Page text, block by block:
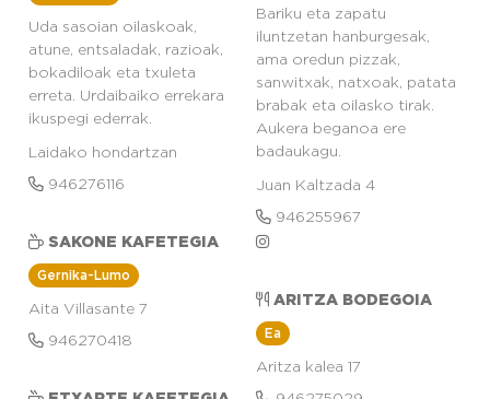
Uda sasoian oilaskoak,
atune, entsaladak, razioak,
bokadiloak eta txuleta
erreta. Urdaibaiko errekara
ikuspegi ederrak.
Laidako hondartzan
946276116
SAKONE KAFETEGIA
Gernika-Lumo
Aita Villasante 7
946270418
Bariku eta zapatu
iluntzetan hanburgesak,
ama oredun pizzak,
sanwitxak, natxoak, patata
brabak eta oilasko tirak.
Aukera beganoa ere
badaukagu.
Juan Kaltzada 4
946255967
ARITZA BODEGOIA
Ea
Aritza kalea 17